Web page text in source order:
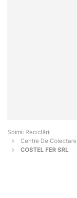
Șoimii Reciclării
Centre De
COSTEL FER SRL